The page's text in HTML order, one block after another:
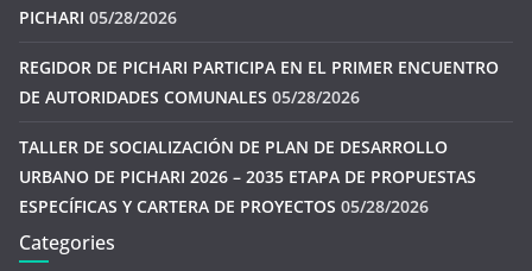
PICHARI 05/28/2026
REGIDOR DE PICHARI PARTICIPA EN EL PRIMER ENCUENTRO
DE AUTORIDADES COMUNALES 05/28/2026
TALLER DE SOCIALIZACIÓN DE PLAN DE DESARROLLO
URBANO DE PICHARI 2026 – 2035 ETAPA DE PROPUESTAS
ESPECÍFICAS Y CARTERA DE PROYECTOS 05/28/2026
Categories